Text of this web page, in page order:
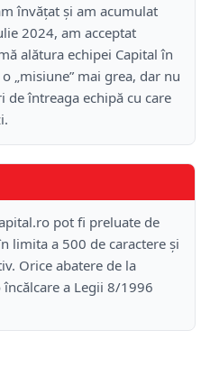
învățat și am acumulat
2024, am acceptat
alătura echipei Capital în
„misiune” mai grea, dar nu
de întreaga echipă cu care
pot fi preluate de
limita a 500 de caractere și
Orice abatere de la
a Legii 8/1996